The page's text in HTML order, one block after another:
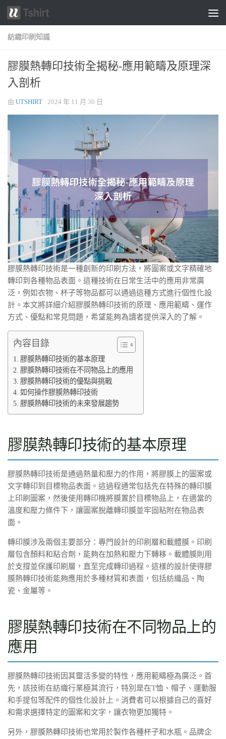
跳轉至內容
紡織印刷知識
膠膜熱轉印技術全揭秘-應用範疇及原理深
入剖析
由 UTSHIRT · 2024 年 11 月 30 日
膠膜熱轉印技術是一種創新的印刷方法，將圖案或文字精確地
轉印到各種物品表面。這種技術在日常生活中的應用非常廣
泛，例如衣物、杯子等物品都可以通過這種方式進行個性化設
計。本文將詳細介紹膠膜熱轉印技術的原理、應用範疇、運作
方式、優點和常見問題，希望能夠為讀者提供深入的了解。
內容目錄
膠膜熱轉印技術的基本原理
膠膜熱轉印技術在不同物品上的應用
膠膜熱轉印技術的優點與挑戰
如何操作膠膜熱轉印技術
膠膜熱轉印技術的未來發展趨勢
膠膜熱轉印技術的基本原理
膠膜熱轉印技術是通過熱量和壓力的作用，將膠膜上的圖案或
文字轉印到目標物品表面。這過程通常包括先在特殊的轉印膜
上印刷圖案，然後使用轉印機將膜置於目標物品上，在適當的
溫度和壓力條件下，讓圖案脫離轉印膜並牢固粘附在物品表
面。
轉印膜涉及兩個主要部分：專門設計的印刷層和載體膜。印刷
層包含顏料和粘合劑，能夠在加熱和壓力下轉移。載體膜則用
於支撐並保護印刷層，直至完成轉印過程。這樣的設計使得膠
膜熱轉印技術能夠應用於多種材質和表面，包括紡織品、陶
瓷、金屬等。
膠膜熱轉印技術在不同物品上的
應用
膠膜熱轉印技術因其靈活多變的特性，應用範疇極為廣泛。首
先，該技術在紡織行業極其流行，特別是在T恤、帽子、運動服
和手提包等配件的個性化設計上。消費者可以根據自己的喜好
和需求選擇特定的圖案和文字，讓衣物更加獨特。
另外，膠膜熱轉印技術也常用於製作各種杯子和水瓶。品牌企